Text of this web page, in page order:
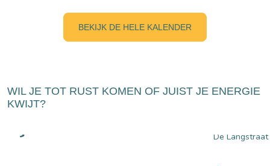
BEKIJK DE HELE KALENDER
WIL JE TOT RUST KOMEN OF JUIST JE ENERGIE
KWIJT?
De